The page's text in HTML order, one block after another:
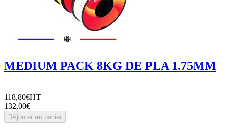
MEDIUM PACK 8KG DE PLA 1.75MM
118,80€HT
132,00€
Ajouter au panier